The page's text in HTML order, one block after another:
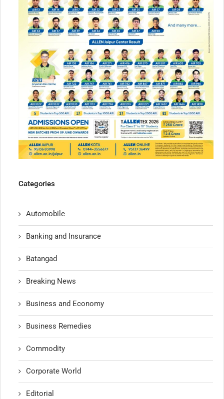
Categories
Automobile
Banking and Insurance
Batangad
Breaking News
Business and Economy
Business Remedies
Commodity
Corporate World
Editorial